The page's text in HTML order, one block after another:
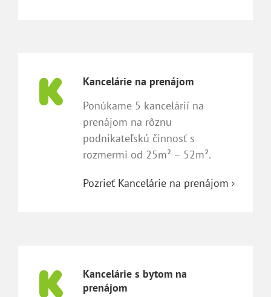
Kancelárie na prenájom
Ponúkame 5 kancelárií na
prenájom na rôznu
podnikateľskú činnosť s
rozmermi od 25m² – 52m².
Pozrieť Kancelárie na prenájom
Kancelárie s bytom na
prenájom